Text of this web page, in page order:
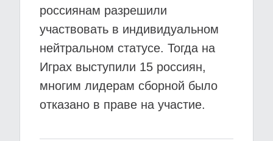
россиянам разрешили
участвовать в индивидуальном
нейтральном статусе. Тогда на
Играх выступили 15 россиян,
многим лидерам сборной было
отказано в праве на участие.